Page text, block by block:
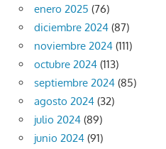
enero 2025 (76)
diciembre 2024 (87)
noviembre 2024 (111)
octubre 2024 (113)
septiembre 2024 (85)
agosto 2024 (32)
julio 2024 (89)
junio 2024 (91)